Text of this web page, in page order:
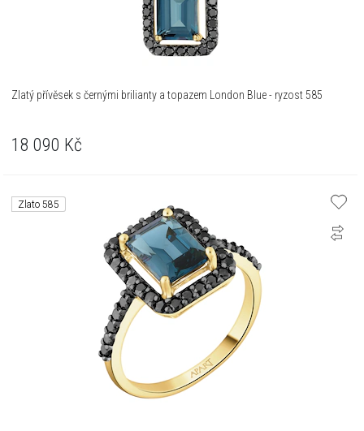
Zlatý přívěsek s černými brilianty a topazem London Blue - ryzost 585
18 090 Kč
Zlato 585